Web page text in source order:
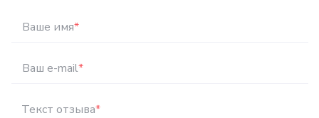
Ваше имя*
Ваш e-mail*
Текст отзыва*